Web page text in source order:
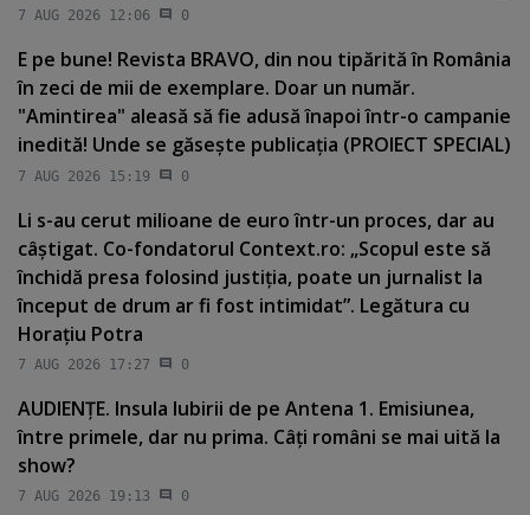
7 AUG 2026 12:06 0
E pe bune! Revista BRAVO, din nou tipărită în România
în zeci de mii de exemplare. Doar un număr.
"Amintirea" aleasă să fie adusă înapoi într-o campanie
inedită! Unde se găseşte publicaţia (PROIECT SPECIAL)
7 AUG 2026 15:19 0
Li s-au cerut milioane de euro într-un proces, dar au
câştigat. Co-fondatorul Context.ro: „Scopul este să
închidă presa folosind justiţia, poate un jurnalist la
început de drum ar fi fost intimidat”. Legătura cu
Horaţiu Potra
7 AUG 2026 17:27 0
AUDIENŢE. Insula Iubirii de pe Antena 1. Emisiunea,
între primele, dar nu prima. Câţi români se mai uită la
show?
7 AUG 2026 19:13 0